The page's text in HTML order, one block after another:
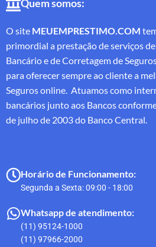
Quem somos:
O site MEUEMPRESTIMO.COM
primordial a prestação de serviços
Bancário e de Corretagem de
para oferecer sempre ao cliente a
Seguros online. Atuamos como
bancários junto aos Bancos
de julho de 2003 do Banco Central.
Horário de Funcionamento:
Segunda a Sexta: 09:00 - 18:00
Whatsapp de atendimento:
(11) 95124-1000
(11) 97966-2000